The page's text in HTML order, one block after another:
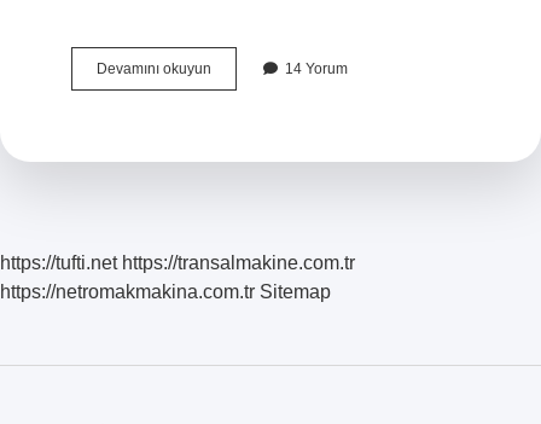
Devamını okuyun5
Metre
14 Yorum
https://tufti.net https://transalmakine.com.tr
https://netromakmakina.com.tr Sitemap